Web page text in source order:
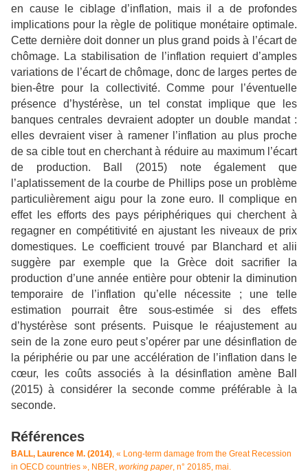
en cause le ciblage d’inflation, mais il a de profondes
implications pour la règle de politique monétaire optimale.
Cette dernière doit donner un plus grand poids à l’écart de
chômage. La stabilisation de l’inflation requiert d’amples
variations de l’écart de chômage, donc de larges pertes de
bien-être pour la collectivité. Comme pour l’éventuelle
présence d’hystérèse, un tel constat implique que les
banques centrales devraient adopter un double mandat :
elles devraient viser à ramener l’inflation au plus proche
de sa cible tout en cherchant à réduire au maximum l’écart
de production. Ball (2015) note également que
l’aplatissement de la courbe de Phillips pose un problème
particulièrement aigu pour la zone euro. Il complique en
effet les efforts des pays périphériques qui cherchent à
regagner en compétitivité en ajustant les niveaux de prix
domestiques. Le coefficient trouvé par Blanchard et alii
suggère par exemple que la Grèce doit sacrifier la
production d’une année entière pour obtenir la diminution
temporaire de l’inflation qu’elle nécessite ; une telle
estimation pourrait être sous-estimée si des effets
d’hystérèse sont présents. Puisque le réajustement au
sein de la zone euro peut s’opérer par une désinflation de
la périphérie ou par une accélération de l’inflation dans le
cœur, les coûts associés à la désinflation amène Ball
(2015) à considérer la seconde comme préférable à la
seconde.
Références
BALL, Laurence M. (2014), « Long-term damage from the Great Recession
in OECD countries », NBER, working paper, n° 20185, mai.